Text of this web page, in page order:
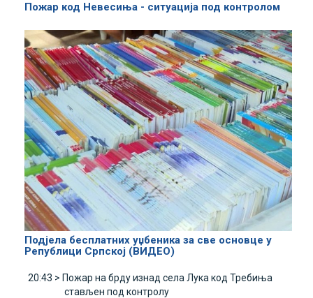
Пожар код Невесиња - ситуација под контролом
Подјела бесплатних уџбеника за све основце у
Републици Српској (ВИДЕО)
20:43 > Пожар на брду изнад села Лука код Требиња
стављен под контролу